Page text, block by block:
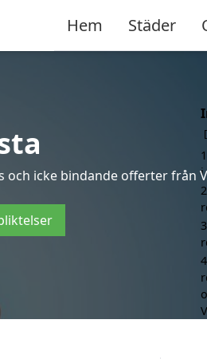
Hem Städer
icke bindande offerter från
1
i
2
3
4